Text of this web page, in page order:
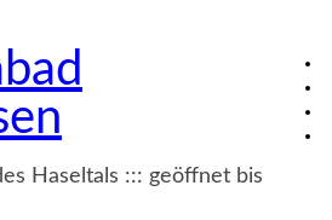
Haseltals ::: geöffnet bis